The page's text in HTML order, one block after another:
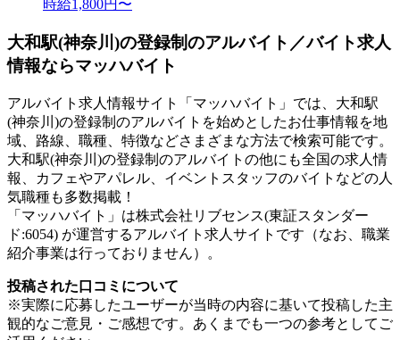
時給1,800円〜
大和駅(神奈川)の登録制のアルバイト／バイト求人
情報ならマッハバイト
アルバイト求人情報サイト「マッハバイト」では、大和駅
(神奈川)の登録制のアルバイトを始めとしたお仕事情報を地
域、路線、職種、特徴などさまざまな方法で検索可能です。
大和駅(神奈川)の登録制のアルバイトの他にも全国の求人情
報、カフェやアパレル、イベントスタッフのバイトなどの人
気職種も多数掲載！
「マッハバイト」は株式会社リブセンス(東証スタンダー
ド:6054) が運営するアルバイト求人サイトです（なお、職業
紹介事業は行っておりません）。
投稿された口コミについて
※実際に応募したユーザーが当時の内容に基いて投稿した主
観的なご意見・ご感想です。あくまでも一つの参考としてご